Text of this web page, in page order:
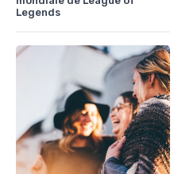
Legends